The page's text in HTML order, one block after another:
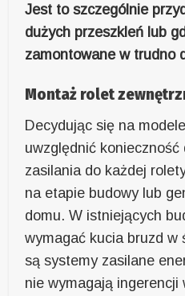
Jest to szczególnie
dużych przeszkleń lub
zamontowane w trudno
Montaż rolet
Decydując się na
uwzględnić konieczność
zasilania do każdej
na etapie budowy lub
domu. W istniejących
wymagać kucia bruzd w
są systemy zasilane
nie wymagają ingerencji